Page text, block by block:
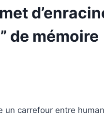
de mémoire
un carrefour entre